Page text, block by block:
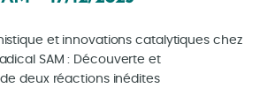
et innovations catalytiques chez
SAM : Découverte et
deux réactions inédites